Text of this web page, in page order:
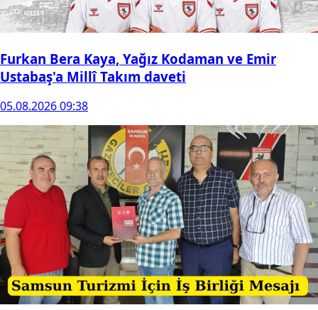
Furkan Bera Kaya, Yağız Kodaman ve Emir
Ustabaş'a Millî Takım daveti
05.08.2026 09:38